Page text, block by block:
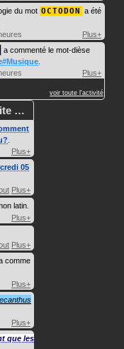
du mot OCTODON a été
Plus+
a commenté le mot-dièse
Plus+
voir toute l'activité
…
Plus+
05
Plus+
latin.
Plus+
Plus+
comme
Plus+
Plus+
que les